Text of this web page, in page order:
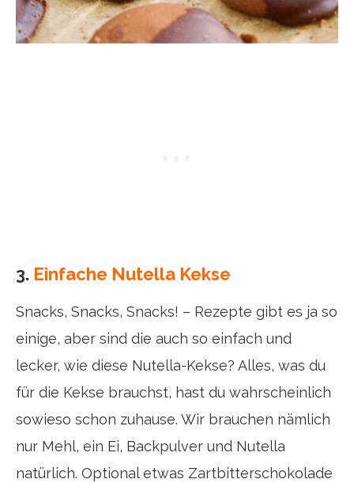
3. Einfache Nutella Kekse
Snacks, Snacks, Snacks! – Rezepte gibt es ja so
einige, aber sind die auch so einfach und
lecker, wie diese Nutella-Kekse? Alles, was du
für die Kekse brauchst, hast du wahrscheinlich
sowieso schon zuhause. Wir brauchen nämlich
nur Mehl, ein Ei, Backpulver und Nutella
natürlich. Optional etwas Zartbitterschokolade